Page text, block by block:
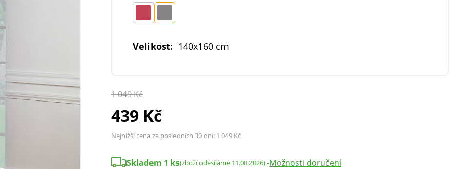
Velikost: 140x160 cm
1 049 Kč
439 Kč
Nejnižší cena za posledních 30 dní: 1 049 Kč
Skladem 1 ks(zboží odesíláme 11.08.2026)-Možnosti doručení